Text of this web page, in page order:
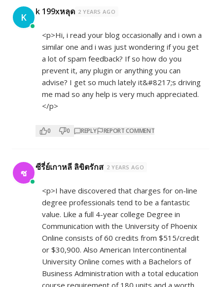
K k 199xหลุด 2 YEARS AGO
<p>Hi, i read your blog occasionally and i own a
similar one and i was just wondering if you get
a lot of spam feedback? If so how do you
prevent it, any plugin or anything you can
advise? I get so much lately it&#8217;s driving
me mad so any help is very much appreciated.
</p>
0 0 REPLY REPORT COMMENT
ซ ซีรี่ย์เกาหลี ลิขิตรักส 2 YEARS AGO
<p>I have discovered that charges for on-line
degree professionals tend to be a fantastic
value. Like a full 4-year college Degree in
Communication with the University of Phoenix
Online consists of 60 credits from $515/credit
or $30,900. Also American Intercontinental
University Online comes with a Bachelors of
Business Administration with a total education